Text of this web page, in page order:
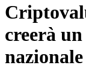
creerà
nazionale